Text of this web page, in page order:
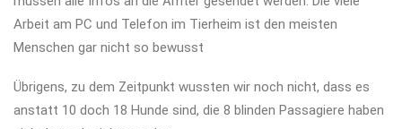
Arbeit am PC und Telefon im Tierheim ist den meisten
Menschen gar nicht so bewusst
Übrigens, zu dem Zeitpunkt wussten wir noch nicht, dass es
anstatt 10 doch 18 Hunde sind, die 8 blinden Passagiere haben